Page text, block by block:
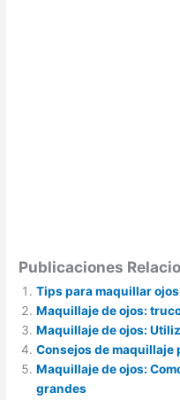
Publicaciones
Tips para maquillar ojos
Maquillaje de ojos:
Maquillaje de ojos:
Consejos de maquillaje
Maquillaje de ojos:
grandes